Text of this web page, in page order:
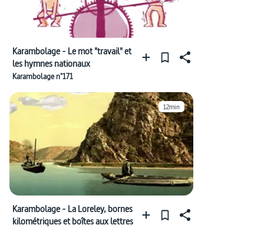
Karambolage - Le mot "travail" et
les hymnes nationaux
Karambolage n°171
12min
Karambolage - La Loreley, bornes
kilométriques et boîtes aux lettres